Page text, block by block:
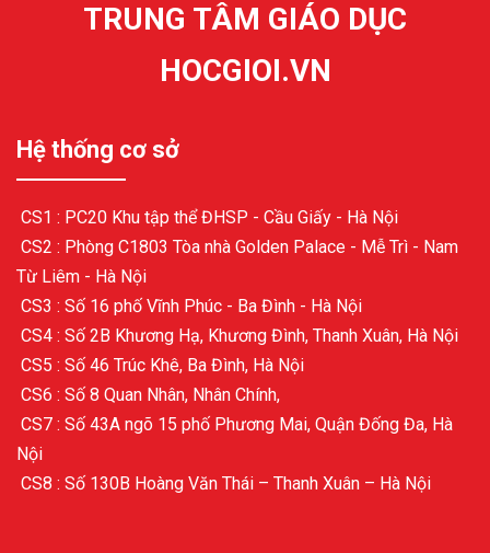
TRUNG TÂM GIÁO DỤC
HOCGIOI.VN
Hệ thống cơ sở
CS1 : PC20 Khu tập thể ĐHSP - Cầu Giấy - Hà Nội
CS2 : Phòng C1803 Tòa nhà Golden Palace - Mễ Trì - Nam
Từ Liêm - Hà Nội
CS3 : Số 16 phố Vĩnh Phúc - Ba Đình - Hà Nội
CS4 : Số 2B Khương Hạ, Khương Đình, Thanh Xuân, Hà Nội
CS5 : Số 46 Trúc Khê, Ba Đình, Hà Nội
CS6 : Số 8 Quan Nhân, Nhân Chính,
CS7 : Số 43A ngõ 15 phố Phương Mai, Quận Đống Đa, Hà
Nội
CS8 : Số 130B Hoàng Văn Thái – Thanh Xuân – Hà Nội